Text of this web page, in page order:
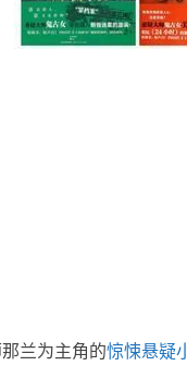
兰为主角的惊悚悬疑